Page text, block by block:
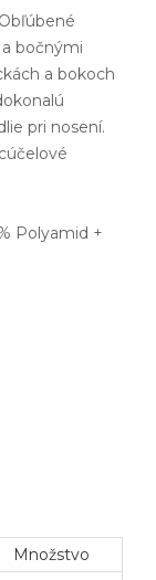
bočnými
a bokoch
pri nosení.
Polyamid +
Množstvo